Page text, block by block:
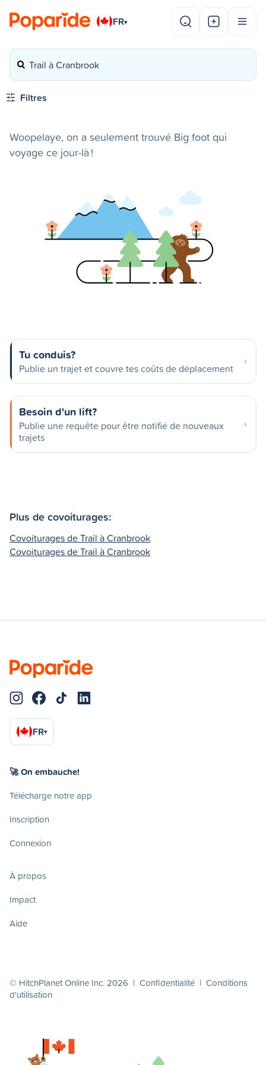
FR▾
Trail à Cranbrook
Filtres
Woopelaye, on a seulement trouvé Big foot qui
voyage ce jour-là !
Tu conduis?
Publie un trajet et couvre tes coûts de déplacement
Besoin d'un lift?
Publie une requête pour être notifié de nouveaux
trajets
Plus de covoiturages:
Covoiturages de Trail à Cranbrook
Covoiturages de Trail à Cranbrook
FR▾
🚀 On embauche!
Télécharge notre app
Inscription
Connexion
À propos
Impact
Aide
© HitchPlanet Online Inc. 2026 | Confidentialité | Conditions
d'utilisation